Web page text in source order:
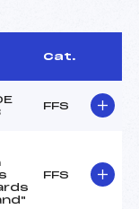
Cat.
FFS
FFS